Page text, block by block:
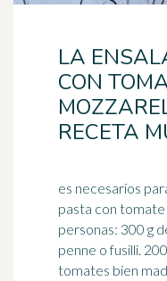
LA
CON
RECETA
es necesarios
pasta con
personas: 300 g de pasta pequeña, tipo mini
penne o fusilli.
tomates bien